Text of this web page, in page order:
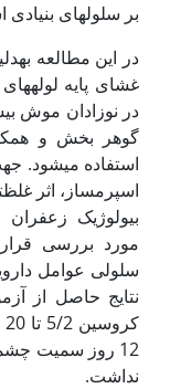
بر سلول‏های بنیادی
در این مطالعه
غشای پایه
در نوزادان موش
استفاده می‏شود.
اسپرم‏ساز، اثر
بیولوژیک
سلولی عوامل
12 روز سمیت
نداشت.